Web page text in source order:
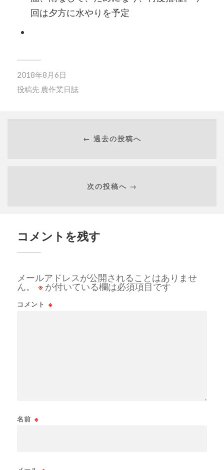
回は夕方に水やりを予定
2018年8月6日
投稿先 農作業日誌
← 過去の投稿へ
次の投稿へ →
コメントを残す
メールアドレスが公開されることはありませ
ん。
※ が付いている欄は必須項目です
コメント ※
名前 ※